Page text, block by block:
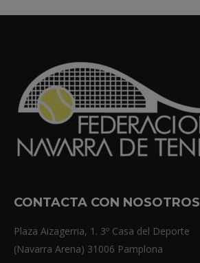
CONTACTA CON NOSOTROS
Plaza Aizagerria, 1. 3º Casa del Deporte
(Navarra Arena) 31006 Pamplona